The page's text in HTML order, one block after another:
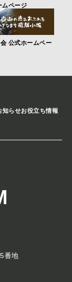
ムページ
公式ホームペー
知らせお役立ち情報
番地